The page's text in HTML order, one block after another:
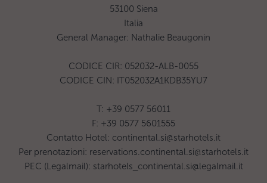
53100 Siena
Italia
General Manager: Nathalie Beaugonin
CODICE CIR: 052032-ALB-0055
CODICE CIN: IT052032A1KDB35YU7
T: +39 0577 56011
F: +39 0577 5601555
Contatto Hotel: continental.si@starhotels.it
Per prenotazioni: reservations.continental.si@starhotels.it
PEC (Legalmail): starhotels_continental.si@legalmail.it